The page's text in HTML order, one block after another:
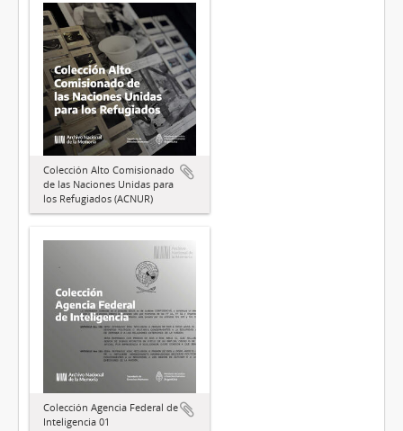
Colección Alto Comisionado
de las Naciones Unidas para
los Refugiados (ACNUR)
Colección Agencia Federal de
Inteligencia 01